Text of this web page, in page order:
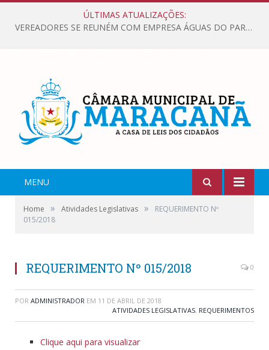
ÚLTIMAS ATUALIZAÇÕES:
VEREADORES SE REUNÉM COM EMPRESA ÁGUAS DO PARÁ, PARA APRESENTAR REIVINDICAÇÕES E MELHORIAS NA QUALIDADE DOS SERVIÇOS OFERECIDOS Á POPULAÇÃO.
MENU
Home » Atividades Legislativas »
REQUERIMENTO Nº
015/2018
REQUERIMENTO Nº 015/2018 0
POR ADMINISTRADOR EM 11 DE ABRIL DE 2018
ATIVIDADES LEGISLATIVAS, REQUERIMENTOS
Clique aqui para visualizar